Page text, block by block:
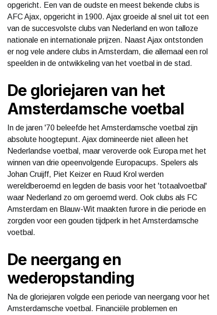
opgericht. Een van de oudste en meest bekende clubs is
AFC Ajax, opgericht in 1900. Ajax groeide al snel uit tot een
van de succesvolste clubs van Nederland en won talloze
nationale en internationale prijzen. Naast Ajax ontstonden
er nog vele andere clubs in Amsterdam, die allemaal een rol
speelden in de ontwikkeling van het voetbal in de stad.
De gloriejaren van het
Amsterdamsche voetbal
In de jaren '70 beleefde het Amsterdamsche voetbal zijn
absolute hoogtepunt. Ajax domineerde niet alleen het
Nederlandse voetbal, maar veroverde ook Europa met het
winnen van drie opeenvolgende Europacups. Spelers als
Johan Cruijff, Piet Keizer en Ruud Krol werden
wereldberoemd en legden de basis voor het 'totaalvoetbal'
waar Nederland zo om geroemd werd. Ook clubs als FC
Amsterdam en Blauw-Wit maakten furore in die periode en
zorgden voor een gouden tijdperk in het Amsterdamsche
voetbal.
De neergang en
wederopstanding
Na de gloriejaren volgde een periode van neergang voor het
Amsterdamsche voetbal. Financiële problemen en